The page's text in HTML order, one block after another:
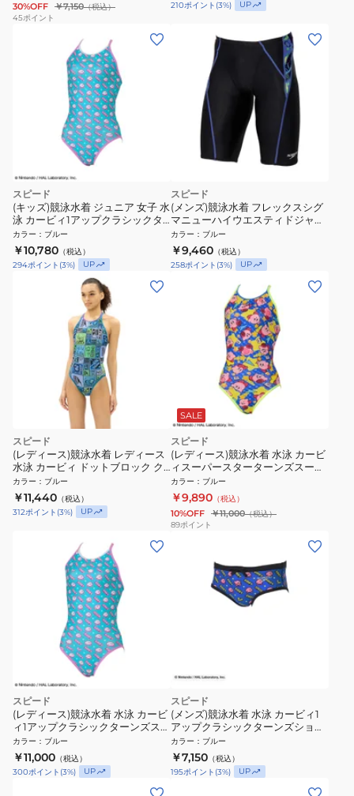
30%OFF ￥7,150（税込）
45ポイント
210ポイント (3%) UP
スピード
(キッズ)競泳水着 ジュニア 女子 水
泳 カービィ1アップクラシックタ
ーンズスーツ STG02603 TQ
カラー ： ブルー
￥10,780 （税込）
294ポイント (3%) UP
スピード
(メンズ)競泳水着 フレックスシグ
マニューハイウエスティドジャマ
ー WA承認モデル 青 ブルー M-LL
サイズ SC62609F BL
カラー ： ブルー
￥9,460 （税込）
258ポイント (3%) UP
スピード
(レディース)競泳水着 レディース
水泳 カービィ ドットブロック ク
ロッシェターンズスーツ
STW02602 BL
カラー ： ブルー
￥11,440 （税込）
312ポイント (3%) UP
SALE
スピード
(レディース)競泳水着 水泳 カービ
ィスーパースターターンズスーツ
STW02601 BL
カラー ： ブルー
￥9,890 （税込）
10%OFF ￥11,000（税込）
89ポイント
スピード
(レディース)競泳水着 水泳 カービ
ィ1アップクラシックターンズスー
ツ STW02603 TQ
カラー ： ブルー
￥11,000 （税込）
300ポイント (3%) UP
スピード
(メンズ)競泳水着 水泳 カービィ1
アップクラシックターンズショー
トボックス ST42603 BL
カラー ： ブルー
￥7,150 （税込）
195ポイント (3%) UP